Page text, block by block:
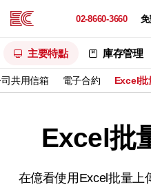
02-8660-3660 免
主要特點 庫存管理
共用信箱 電子合約 Excel批
Excel批
在億看使用Excel批量上